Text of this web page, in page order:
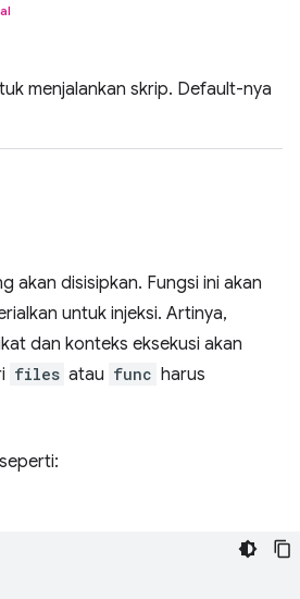
menjalankan skrip. Default-nya
akan disisipkan. Fungsi ini akan
untuk injeksi. Artinya,
dan konteks eksekusi akan
files atau func harus